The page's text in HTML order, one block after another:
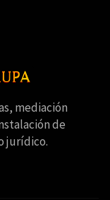
mediación
de
jurídico.